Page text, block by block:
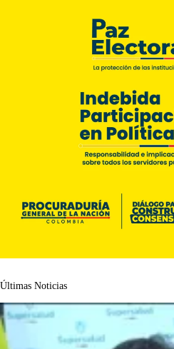
Últimas Noticias